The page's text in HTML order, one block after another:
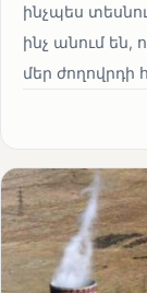
ինչպես
ինչ անում են,
մեր ժողովրդի